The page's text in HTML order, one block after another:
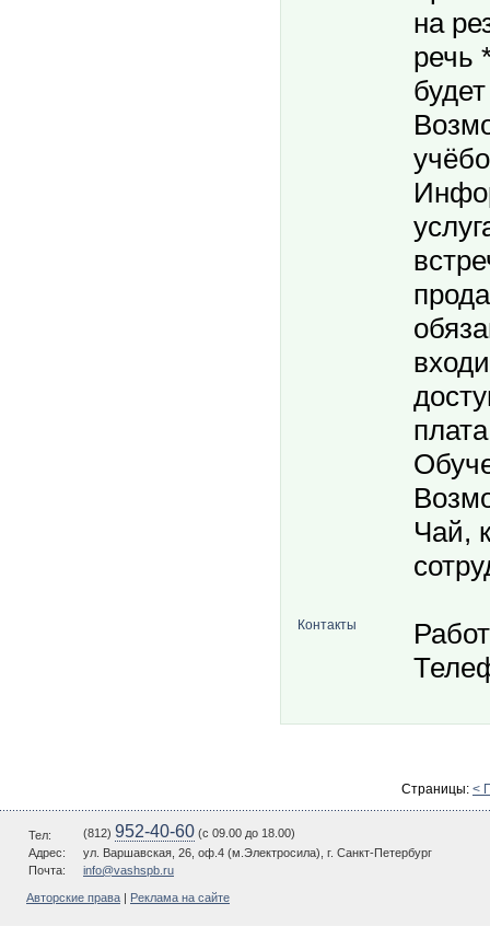
на
речь
Чай,
Контакты
Страницы: <
Тел: (812) 952-40-60 (c 09.00 до 18.00)
Адрес:
ул. Варшавская, 26, оф.4 (м.Электросила), г. Санкт-Петербург
Почта:
info@vashspb.ru
Авторские права Реклама на сайте